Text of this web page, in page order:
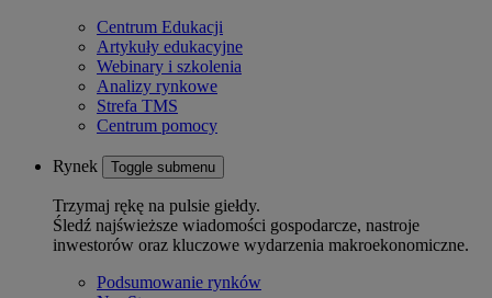
Centrum Edukacji
Artykuły edukacyjne
Webinary i szkolenia
Analizy rynkowe
Strefa TMS
Centrum pomocy
Rynek Toggle submenu
Trzymaj rękę na pulsie giełdy.
Śledź najświeższe wiadomości gospodarcze, nastroje
inwestorów oraz kluczowe wydarzenia makroekonomiczne.
Podsumowanie rynków